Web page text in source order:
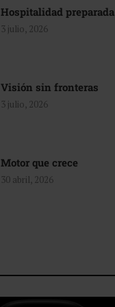
Hospitalidad preparada
3 julio, 2026
Visión sin fronteras
3 julio, 2026
Motor que crece
30 abril, 2026